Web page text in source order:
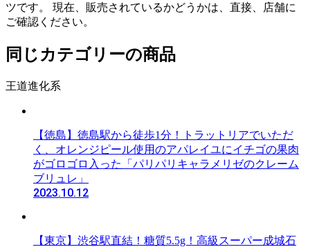
ツです。 現在、販売されているかどうかは、直接、店舗に
ご確認ください。
同じカテゴリーの商品
王道進化系
【徳島】徳島駅から徒歩1分！トラットリアでいただ
く、オレンジピール使用のアパレイユにイチゴの果肉
がゴロゴロ入った「パリパリキャラメリゼのクレーム
ブリュレ」
2023.10.12
【東京】渋谷駅直結！糖質5.5g！高級スーパー成城石